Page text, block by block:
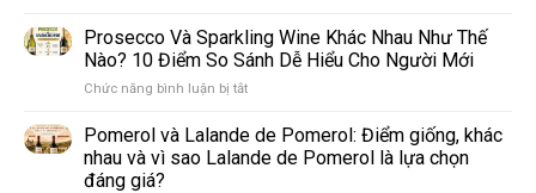
giống
nho
trắng
làm
vang
phổ
Prosecco Và Sparkling Wine Khác Nhau Như Thế
Nào? 10 Điểm So Sánh Dễ Hiểu Cho Người Mới
Chức năng bình luận bị tắtở
Sparkling
Wine
Pomerol và Lalande de Pomerol: Điểm giống, khác
nhau và vì sao Lalande de Pomerol là lựa chọn
đáng giá?